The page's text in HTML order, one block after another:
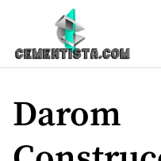
contenido
Darom